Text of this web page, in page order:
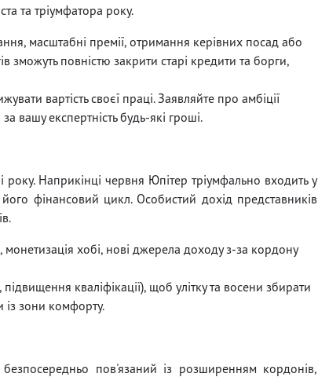
та тріумфатора року.
масштабні премії, отримання керівних посад або
зможуть повністю закрити старі кредити та борги,
вартість своєї праці. Заявляйте про амбіції
вашу експертність будь-які гроші.
року. Наприкінці червня Юпітер тріумфально входить у
фінансовий цикл. Особистий дохід представників
монетизація хобі, нові джерела доходу з-за кордону
підвищення кваліфікації), щоб улітку та восени збирати
із зони комфорту.
пов'язаний із розширенням кордонів,